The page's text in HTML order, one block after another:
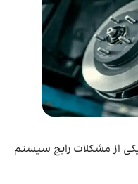
یکی از مشکلات رایج سیستم